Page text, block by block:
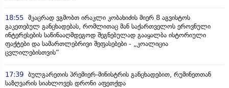
18:55 მკაცრად ვგმობთ ირაკლი კობახიძის მიერ 8 აგვისტოს
გაკეთებულ განცხადებას, რომლითაც მან საქართველოს ეროვნული
ინტერესების საწინააღმდეგოდ შეგნებულად გააყალბა ისტორიული
ფაქტები და სამართლებრივი შეფასებები - „კოალიცია
ცვლილებისთვის“
17:39 ბულგარეთის პრემიერ-მინისტრის განცხადებით, რუმინეთთან
საზღვარის სიახლოვეს დრონი აფეთქდა